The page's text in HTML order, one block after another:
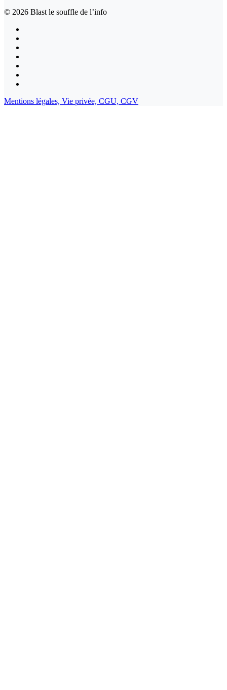
© 2026 Blast le souffle de l’info
Mentions légales, Vie privée, CGU, CGV